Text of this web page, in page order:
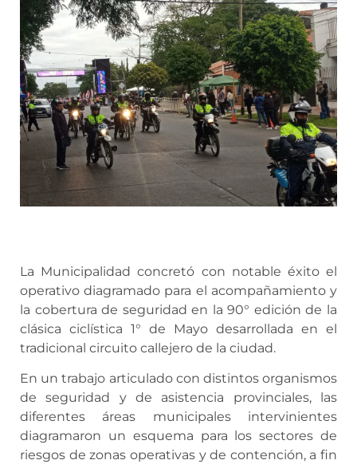
La Municipalidad concretó con notable éxito el
operativo diagramado para el acompañamiento y
la cobertura de seguridad en la 90° edición de la
clásica ciclística 1° de Mayo desarrollada en el
tradicional circuito callejero de la ciudad.
En un trabajo articulado con distintos organismos
de seguridad y de asistencia provinciales, las
diferentes áreas municipales intervinientes
diagramaron un esquema para los sectores de
riesgos de zonas operativas y de contención, a fin